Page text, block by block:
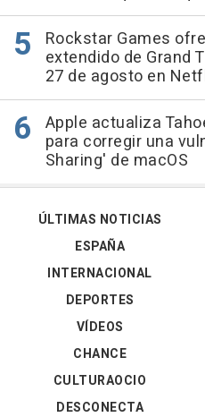
Rockstar Games
extendido de Grand
27 de agosto en
Apple actualiza
para corregir una
Sharing' de macOS
ÚLTIMAS NOTICIAS
ESPAÑA
INTERNACIONAL
DEPORTES
VÍDEOS
CHANCE
CULTURAOCIO
DESCONECTA